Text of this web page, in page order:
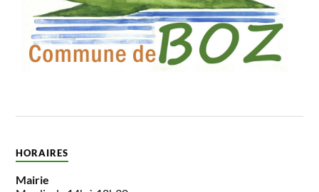
HORAIRES
Mairie